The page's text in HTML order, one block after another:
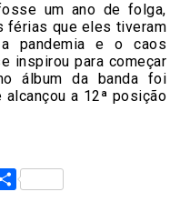
um ano de folga,
férias que eles tiveram
pandemia e o caos
inspirou para começar
álbum da banda foi
a 12ª posição
Share